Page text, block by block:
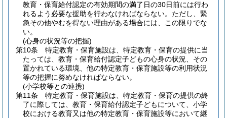
教育・保育給付認定の有効期間の満了日の30日前には行わ
れるよう必要な援助を行わなければならない。 ただし、緊
急その他やむを得ない理由がある場合には、この限りでな
い。
(心身の状況等の把握)
第10条
特定教育・保育施設は、特定教育・保育の提供に当
たっては、教育・保育給付認定子どもの心身の状況、その
置かれている環境、他の特定教育・保育施設等の利用状況
等の把握に努めなければならない。
(小学校等との連携)
第11条
特定教育・保育施設は、特定教育・保育の提供の終
了に際しては、教育・保育給付認定子どもについて、小学
校における教育又は他の特定教育・保育施設等において継